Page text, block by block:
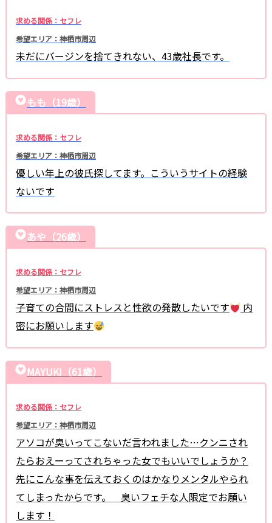
求める関係：セフレ
希望エリア：神栖市周辺
未だにバージンを捨てきれない、43歳社長です。
もも（19歳）
求める関係：セフレ
希望エリア：神栖市周辺
優しい年上の彼氏探してます。こういうサイトの経験
ないです
あや（26歳）
求める関係：セフレ
希望エリア：神栖市周辺
子育ての合間にストレスと性欲の発散したいです
内
密にお願いします
MAYUKI（61歳）
求める関係：セフレ
希望エリア：神栖市周辺
アソコが臭いってこないだ言われました…クンニされ
たらおえーってされちゃった女でもいいでしょうか？
先にこんな事を伝えておくのはかなりメンタルやられ
てしまったからです。 臭いフェチな人限定でお願い
します！